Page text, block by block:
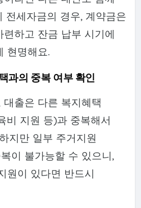
전세자금의 경우, 계약금은
하고 잔금 납부 시기에
현명해요.
과의 중복 여부 확인
출은 다른 복지혜택
비 지원 등)과 중복해서
지만 일부 주거지원
이 불가능할 수 있으니,
원이 있다면 반드시